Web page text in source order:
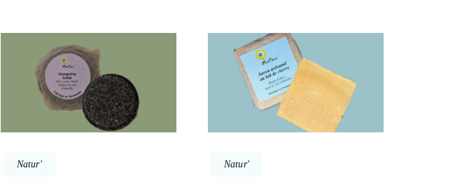
Natur' Natur'